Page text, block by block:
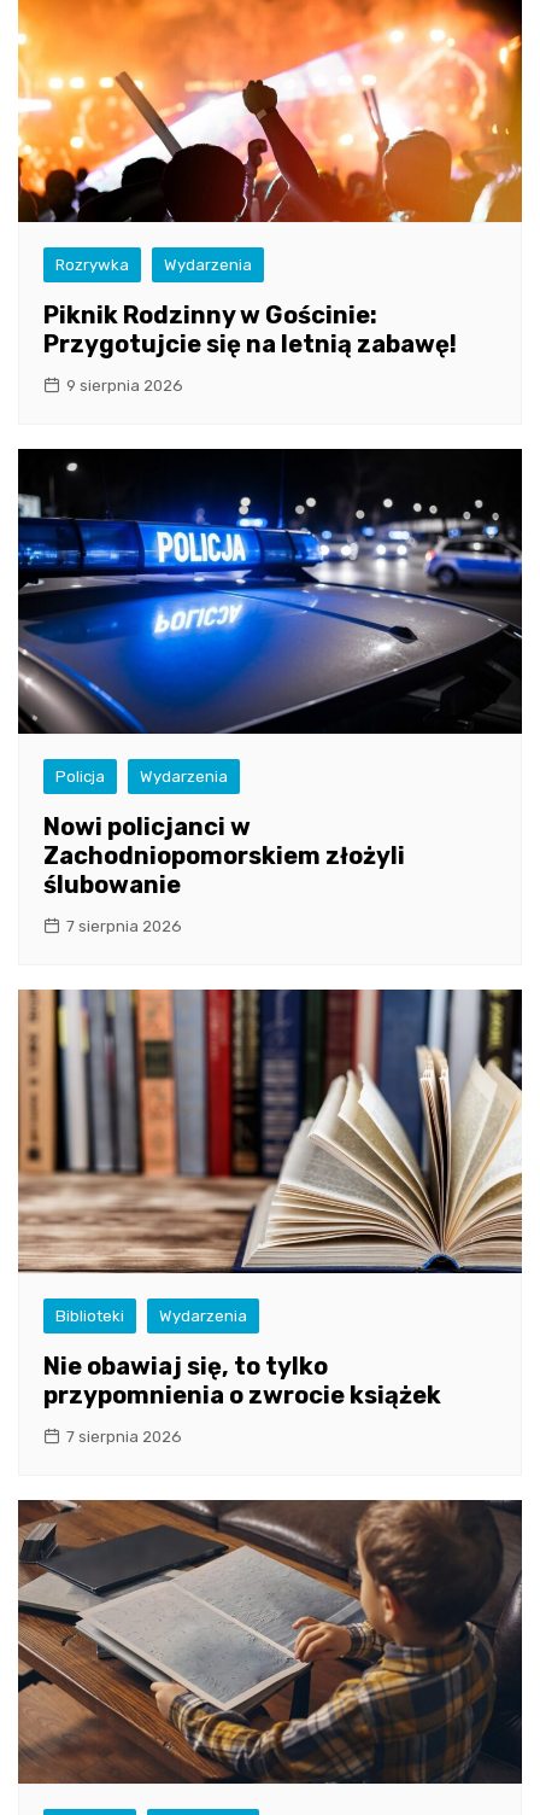
Rozrywka Wydarzenia
Piknik Rodzinny w Gościnie:
Przygotujcie się na letnią zabawę!
9 sierpnia 2026
Policja Wydarzenia
Nowi policjanci w
Zachodniopomorskiem złożyli
ślubowanie
7 sierpnia 2026
Biblioteki Wydarzenia
Nie obawiaj się, to tylko
przypomnienia o zwrocie książek
7 sierpnia 2026